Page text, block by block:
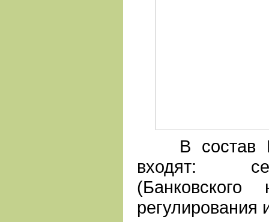
В состав
входят:
(Банковского
регулирования